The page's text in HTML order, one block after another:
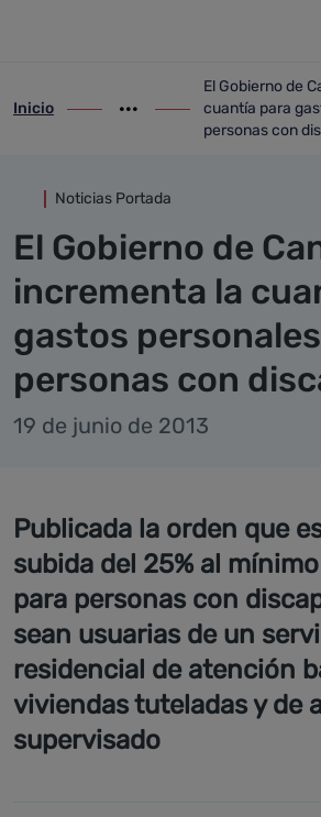
ir-a inicio
Inicio
Mostrar opciones del
ir-a El Gobierno
El Gobierno de
cuantía para
personas con
Noticias Portada
El Gobierno de
incrementa la
gastos
personas con
19 de junio de 2013
Publicada la orden que
subida del 25% al
para personas con
sean usuarias de un
residencial de atención
viviendas tuteladas y de
supervisado